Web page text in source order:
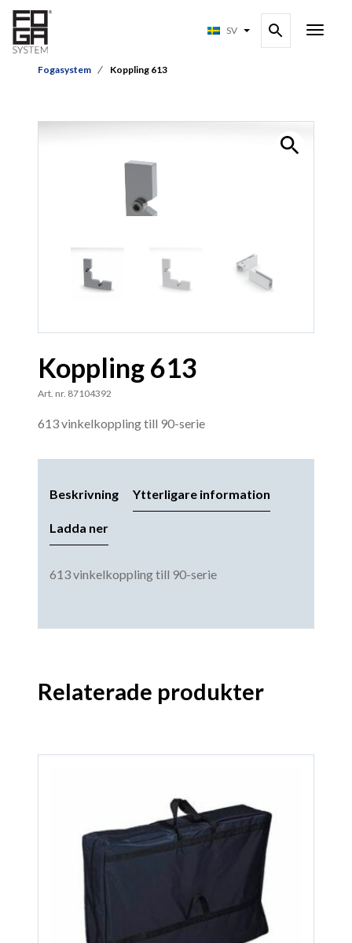
SV
Fogasystem Koppling 613
Koppling 613
Art. nr. 87104392
613 vinkelkoppling till 90-serie
Beskrivning Ytterligare information
Ladda ner
613 vinkelkoppling till 90-serie
Relaterade produkter